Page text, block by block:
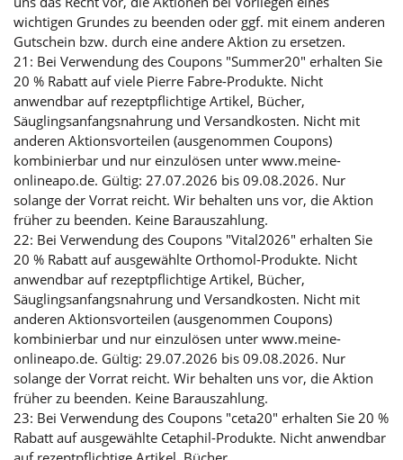
wichtigen Grundes zu beenden oder ggf. mit einem anderen
Gutschein bzw. durch eine andere Aktion zu ersetzen.
21: Bei Verwendung des Coupons "Summer20" erhalten Sie
20 % Rabatt auf viele Pierre Fabre-Produkte. Nicht
anwendbar auf rezeptpflichtige Artikel, Bücher,
Säuglingsanfangsnahrung und Versandkosten. Nicht mit
anderen Aktionsvorteilen (ausgenommen Coupons)
kombinierbar und nur einzulösen unter www.meine-
onlineapo.de. Gültig: 27.07.2026 bis 09.08.2026. Nur
solange der Vorrat reicht. Wir behalten uns vor, die Aktion
früher zu beenden. Keine Barauszahlung.
22: Bei Verwendung des Coupons "Vital2026" erhalten Sie
20 % Rabatt auf ausgewählte Orthomol-Produkte. Nicht
anwendbar auf rezeptpflichtige Artikel, Bücher,
Säuglingsanfangsnahrung und Versandkosten. Nicht mit
anderen Aktionsvorteilen (ausgenommen Coupons)
kombinierbar und nur einzulösen unter www.meine-
onlineapo.de. Gültig: 29.07.2026 bis 09.08.2026. Nur
solange der Vorrat reicht. Wir behalten uns vor, die Aktion
früher zu beenden. Keine Barauszahlung.
23: Bei Verwendung des Coupons "ceta20" erhalten Sie 20 %
Rabatt auf ausgewählte Cetaphil-Produkte. Nicht anwendbar